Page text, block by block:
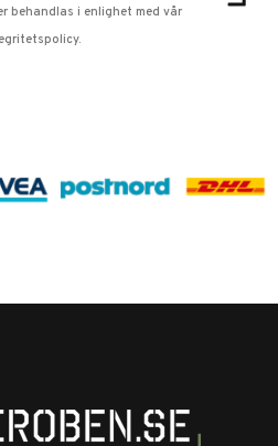
behandlas i enlighet med vår
.